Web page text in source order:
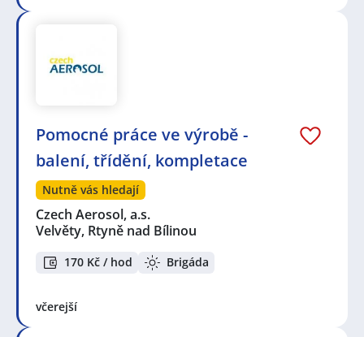
Pomocné práce ve výrobě -
balení, třídění, kompletace
Nutně vás hledají
Czech Aerosol, a.s.
Velvěty, Rtyně nad Bílinou
170 Kč / hod Brigáda
včerejší